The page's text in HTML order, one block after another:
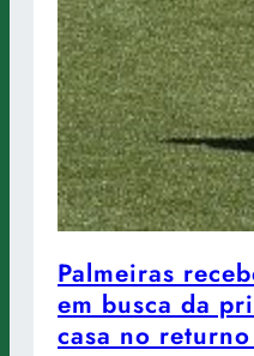
Palmeiras
em busca da
casa no